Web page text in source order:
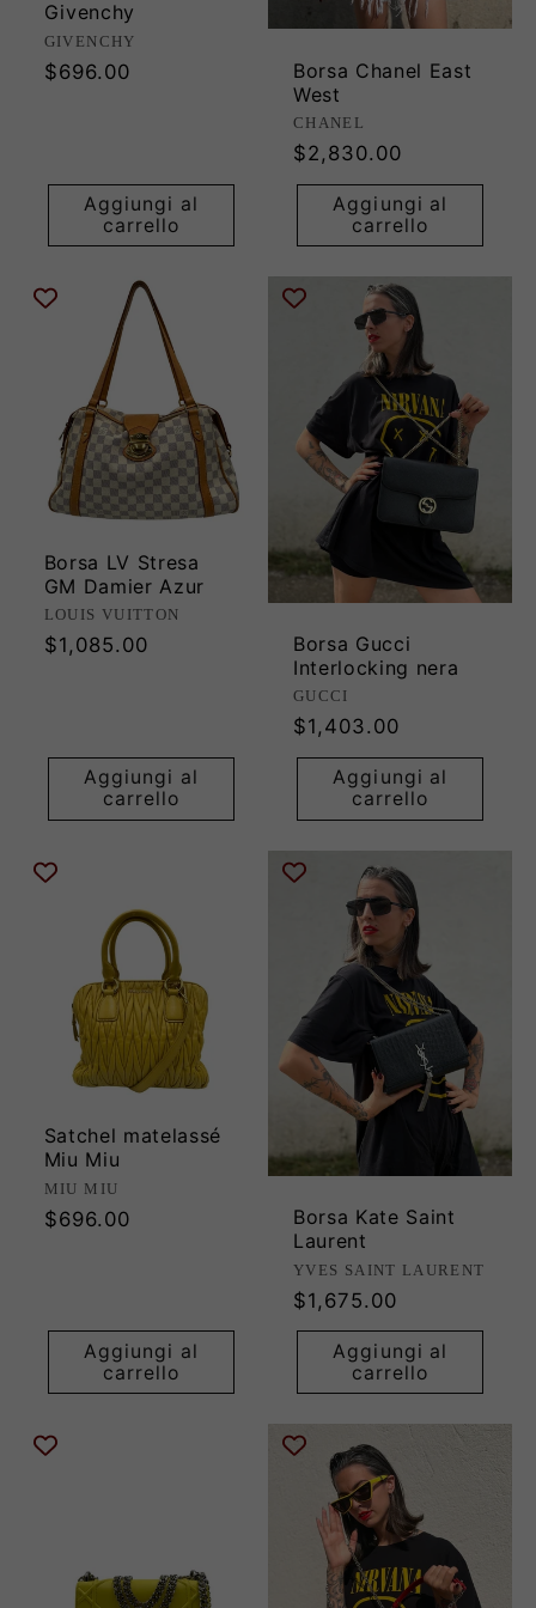
Givenchy
Produttore:
GIVENCHY
Prezzo
$696.00
Aggiungi al
carrello
Borsa Chanel East
West
Produttore:
CHANEL
Prezzo
di
listino
$2,830.00
Aggiungi al
carrello
Borsa LV Stresa
GM Damier Azur
Produttore:
LOUIS VUITTON
Prezzo
$1,085.00
Aggiungi al
carrello
Borsa Gucci
Interlocking nera
Produttore:
GUCCI
Prezzo
di
listino
$1,403.00
Aggiungi al
carrello
Satchel matelassé
Miu Miu
Produttore:
MIU MIU
Prezzo
$696.00
Aggiungi al
carrello
Borsa Kate Saint
Laurent
Produttore:
YVES SAINT LAURENT
Prezzo
di
listino
$1,675.00
Aggiungi al
carrello